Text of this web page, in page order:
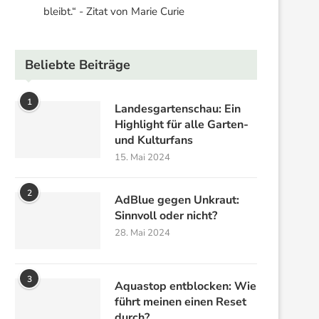
bleibt.“ - Zitat von Marie Curie
Beliebte Beiträge
1
Landesgartenschau: Ein
Highlight für alle Garten-
und Kulturfans
15. Mai 2024
2
AdBlue gegen Unkraut:
Sinnvoll oder nicht?
28. Mai 2024
3
Aquastop entblocken: Wie
führt meinen einen Reset